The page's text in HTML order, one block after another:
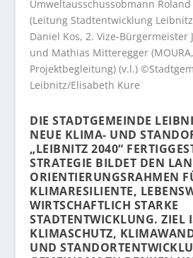
Umweltausschussobmann
(Leitung Stadtentwicklung
Daniel Kos, 2. Vize-Bürgermeister
und Mathias Mitteregger
Projektbegleitung) (v.l.)
Leibnitz/Elisabeth Kure
DIE STADTGEMEINDE
NEUE KLIMA- UND
„LEIBNITZ 2040“
STRATEGIE BILDET DEN
ORIENTIERUNGSRAHMEN
KLIMARESILIENTE,
WIRTSCHAFTLICH STARKE
STADTENTWICKLUNG. ZIEL
KLIMASCHUTZ,
UND